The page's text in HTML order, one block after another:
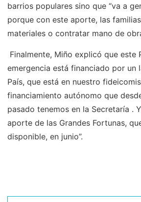
barrios populares sino que “va a
porque con este aporte, las
materiales o contratar mano de
Finalmente, Miño explicó que este
emergencia está financiado por un
País, que está en nuestro
financiamiento autónomo que
pasado tenemos en la Secretaría .
aporte de las Grandes Fortunas,
disponible, en junio”.